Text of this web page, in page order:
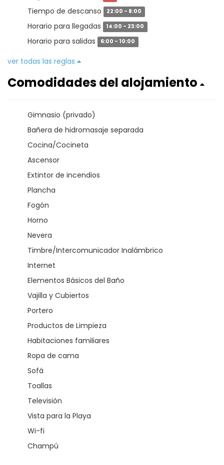
Tiempo de descanso 22:00 - 8:00
Horario para llegadas 14:00 - 23:00
Horario para salidas 6:00 - 10:00
ver todas las reglas
Comodidades del alojamiento
Gimnasio (privado)
Bañera de hidromasaje separada
Cocina/Cocineta
Ascensor
Extintor de incendios
Plancha
Fogón
Horno
Nevera
Timbre/Intercomunicador Inalámbrico
Internet
Elementos Básicos del Baño
Vajilla y Cubiertos
Portero
Productos de Limpieza
Habitaciones familiares
Ropa de cama
Sofá
Toallas
Televisión
Vista para la Playa
Wi-fi
Champú